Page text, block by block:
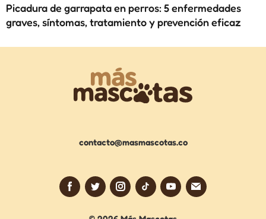
Picadura de garrapata en perros: 5 enfermedades
graves, síntomas, tratamiento y prevención eficaz
contacto@masmascotas.co